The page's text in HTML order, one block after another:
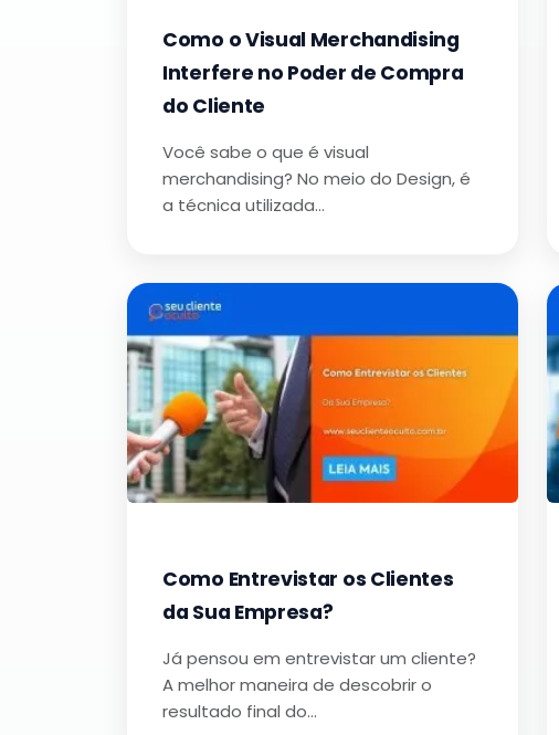
Como o Visual Merchandising
Interfere no Poder de Compra
do Cliente
Você sabe o que é visual
merchandising? No meio do Design, é
a técnica utilizada…
Como Entrevistar os Clientes
da Sua Empresa?
Já pensou em entrevistar um cliente?
A melhor maneira de descobrir o
resultado final do…